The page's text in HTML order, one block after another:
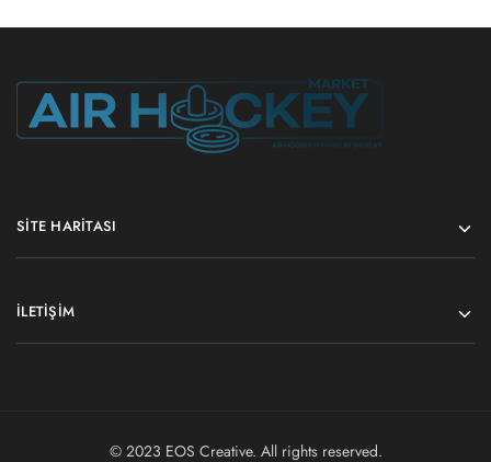
SITE HARITASI
İLETIŞIM
© 2023 EOS Creative. All rights reserved.